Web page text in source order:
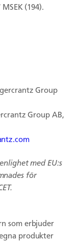
(194).
Group
Group AB,
med EU:s
för
som erbjuder
produkter